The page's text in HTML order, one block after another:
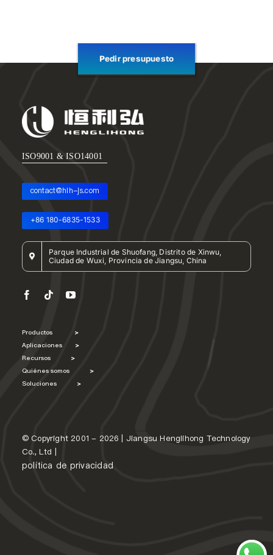
Pedir presupuesto
ISO9001 & ISO14001
contact@hlh-js.com
+86 180-6835-1533
Parque Industrial de Shuofang, Distrito de Xinwu,
Ciudad de Wuxi, Provincia de Jiangsu, China
Productos >
Aplicaciones >
Recursos >
Quiénes somos >
Soluciones >
© Copyright 2001 - 2026 | Jiangsu Henglihong Technology
Co., Ltd |
política de privacidad